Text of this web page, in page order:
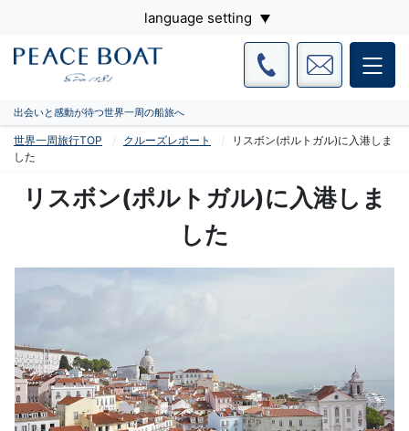
language setting
出会いと感動が待つ世界一周の船旅へ
世界一周旅行TOP クルーズレポート
リスボン(ポルトガル)に入港しま
した
リスボン(ポルトガル)に入港しま
した